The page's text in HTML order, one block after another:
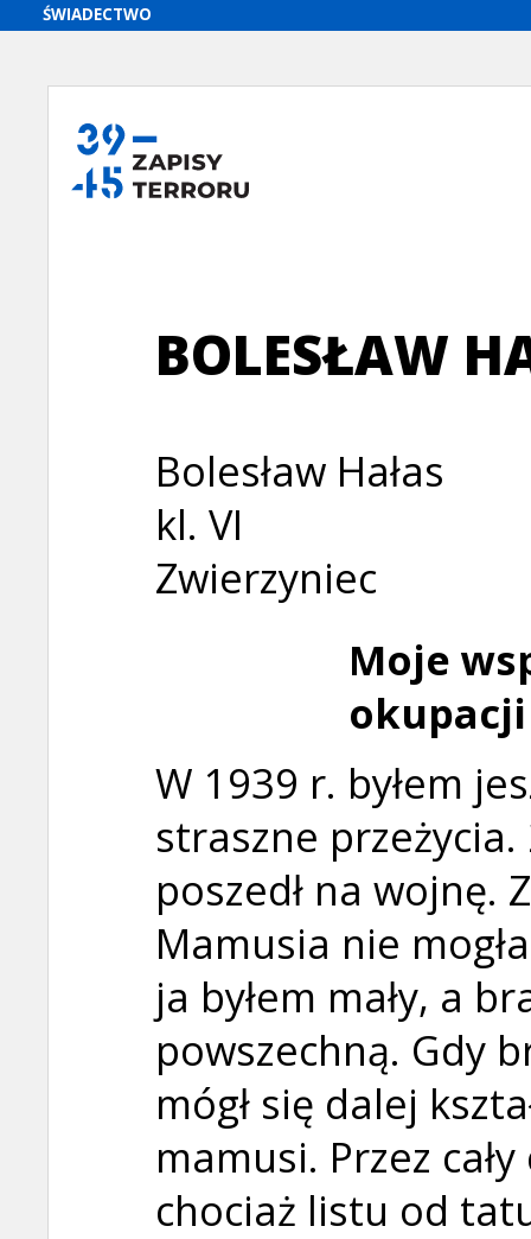
BOLESŁAW
Bolesław Hałas
kl. VI
Zwierzyniec
Moje
W 1939 r. byłem
straszne
poszedł na wojnę.
Mamusia nie
ja byłem mały, a
powszechną. Gdy
mógł się dalej
mamusi. Przez
chociaż listu od